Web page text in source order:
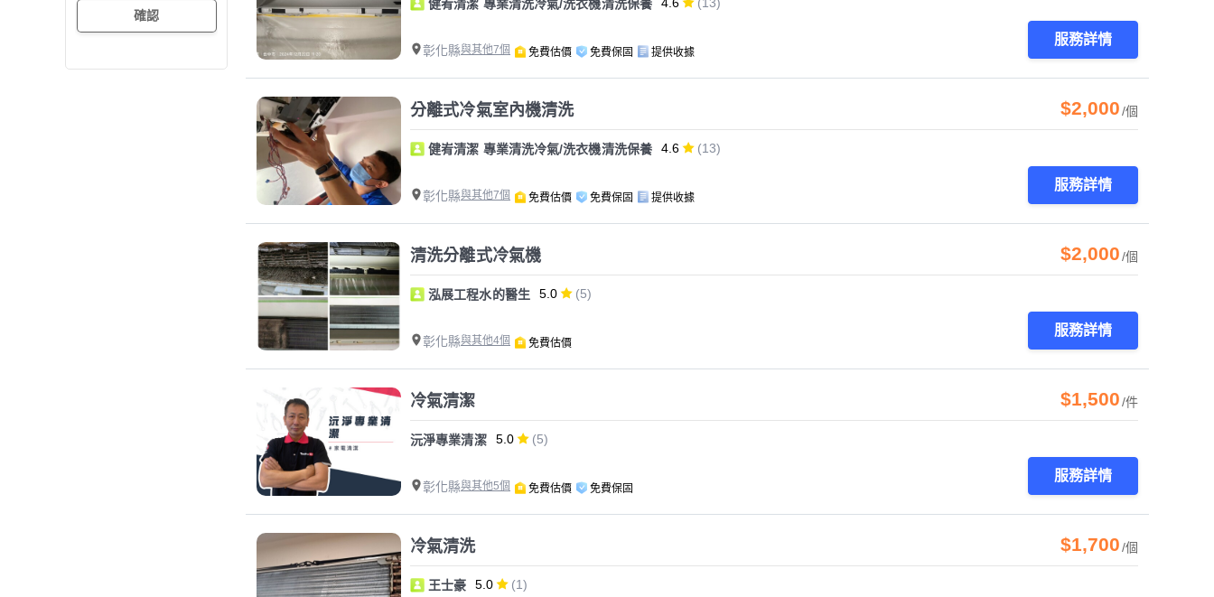
辦公室清潔 健峟清潔 專業清洗冷氣/洗衣機清洗保養
彰化縣與其他7個 免費估價 免費保固 提供收據
服務詳情
分離式冷氣室內機清洗 $2,000/個
健峟清潔 專業清洗冷氣/洗衣機清洗保養 4.6 (13)
彰化縣與其他7個 免費估價 免費保固 提供收據
服務詳情
清洗分離式冷氣機 $2,000/個
泓展工程水的醫生 5.0 (5)
彰化縣與其他4個 免費估價
服務詳情
冷氣清潔 $1,500/件
沅淨專業清潔 5.0 (5)
彰化縣與其他5個 免費估價 免費保固
服務詳情
冷氣清洗 $1,700/個
王士豪 5.0 (1)